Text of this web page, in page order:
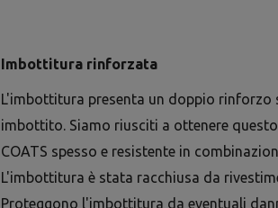
Imbottitura rinforzata
L'imbottitura presenta un doppio rinforzo
imbottito. Siamo riusciti a ottenere
COATS spesso e resistente in
L'imbottitura è stata racchiusa da
Proteggono l'imbottitura da eventuali